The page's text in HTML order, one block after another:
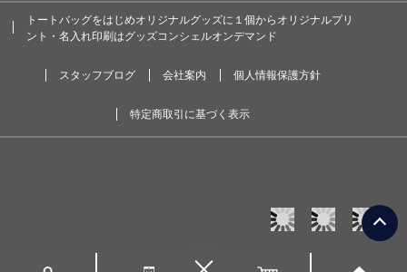
トートバッグをはじめオリジナルグッズに１個からオリジナルプリ
ント・名入れ印刷はグッズコンシェルオンデマンド
スタッフブログ 会社案内 個人情報保護方針
特定商取引に基づく表示